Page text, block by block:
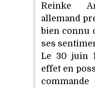
Reinke
allemand
bien connu
ses
Le 30 juin
effet en